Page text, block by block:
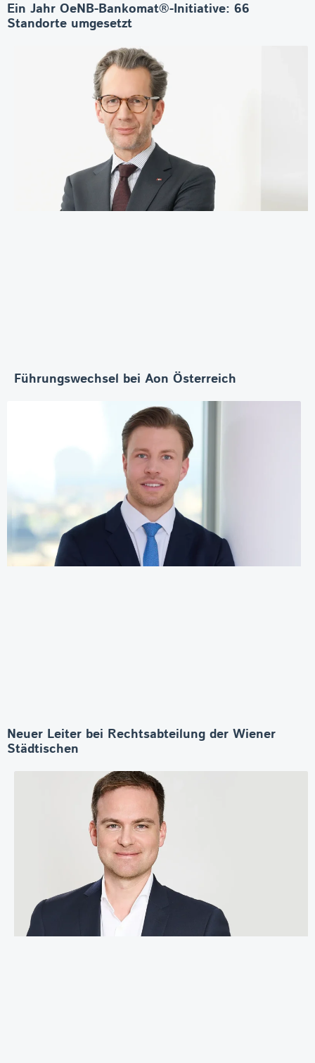
Ein Jahr OeNB-Bankomat®-Initiative: 66
Standorte umgesetzt
Führungswechsel bei Aon Österreich
Neuer Leiter bei Rechtsabteilung der Wiener
Städtischen